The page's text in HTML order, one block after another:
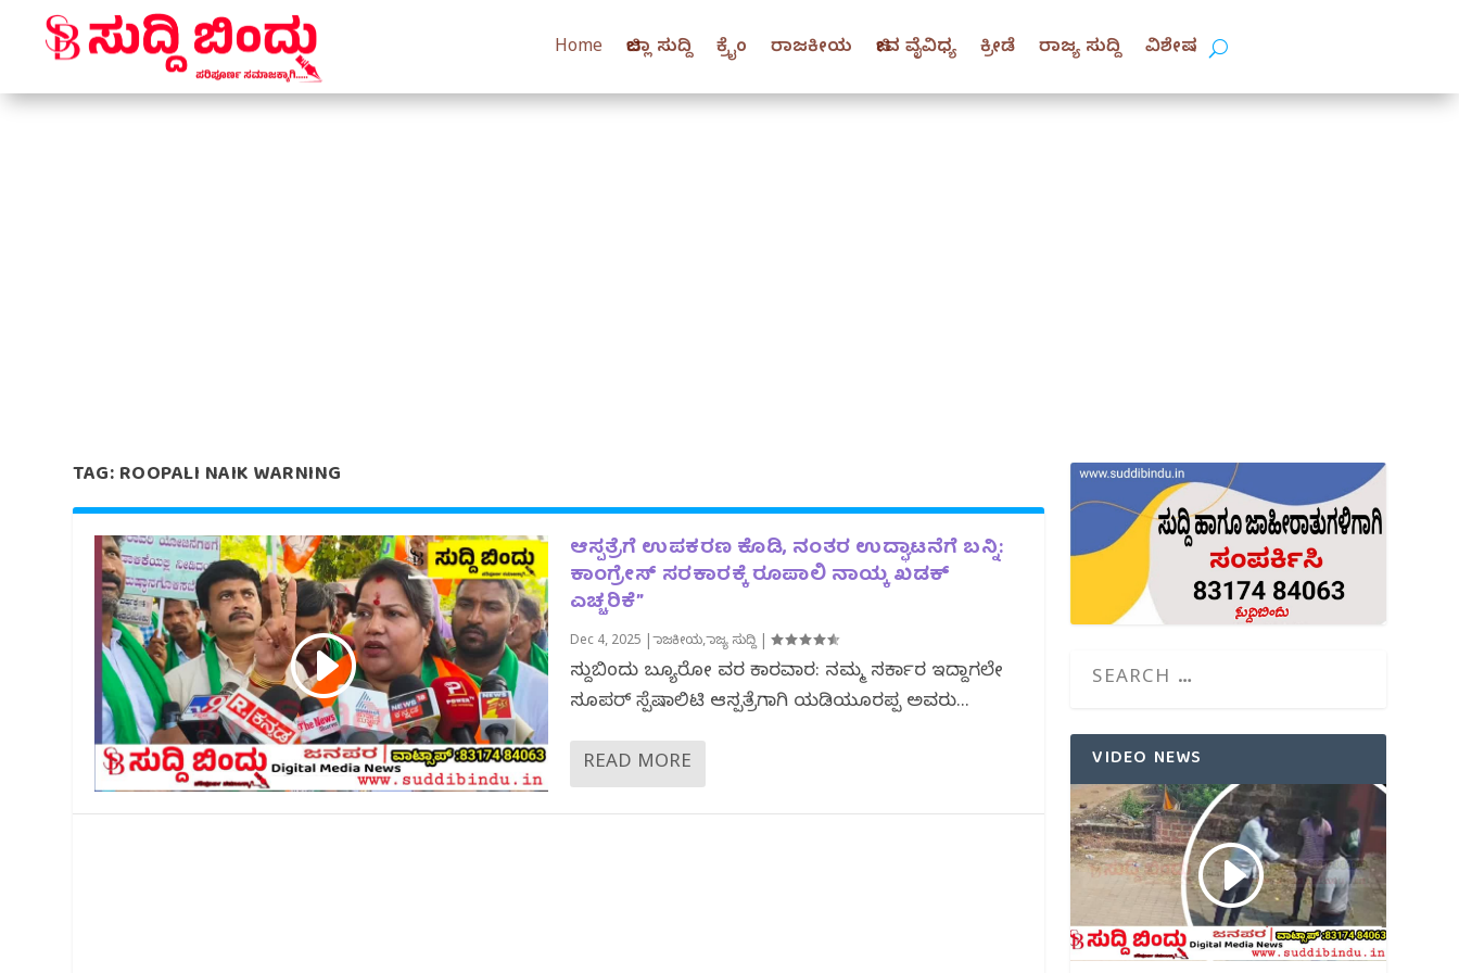
Home ಜಿಲ್ಲಾ ಸುದ್ದಿ ಕ್ರೈಂ ರಾಜಕೀಯ ಜೀವ ವೈವಿಧ್ಯ ಕ್ರೀಡೆ ರಾಜ್ಯ ಸುದ್ದಿ ವಿಶೇಷ
TAG:ROOPALI NAIK WARNING
ಆಸ್ಪತ್ರೆಗೆ ಉಪಕರಣ ಕೊಡಿ, ನಂತರ ಉದ್ಘಾಟನೆಗೆ ಬನ್ನಿ:
ಕಾಂಗ್ರೇಸ್ ಸರಕಾರಕ್ಕೆ ರೂಪಾಲಿ ನಾಯ್ಕ ಖಡಕ್
ಎಚ್ಚರಿಕೆ”
Dec 4, 2025 |ರಾಜಕೀಯ,ರಾಜ್ಯ ಸುದ್ದಿ|
ಸುದ್ದಿಬಿಂದು ಬ್ಯೂರೋ ವರದಿ ಕಾರವಾರ: ನಮ್ಮ ಸರ್ಕಾರ ಇದ್ದಾಗಲೇ
ಸೂಪರ್‌ ಸ್ಪೆಷಾಲಿಟಿ ಆಸ್ಪತ್ರೆಗಾಗಿ ಯಡಿಯೂರಪ್ಪ ಅವರು...
READ MORE VIDEO NEWS